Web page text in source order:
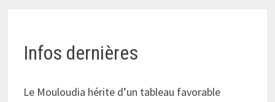
Infos dernières
Le Mouloudia hérite d’un tableau favorable